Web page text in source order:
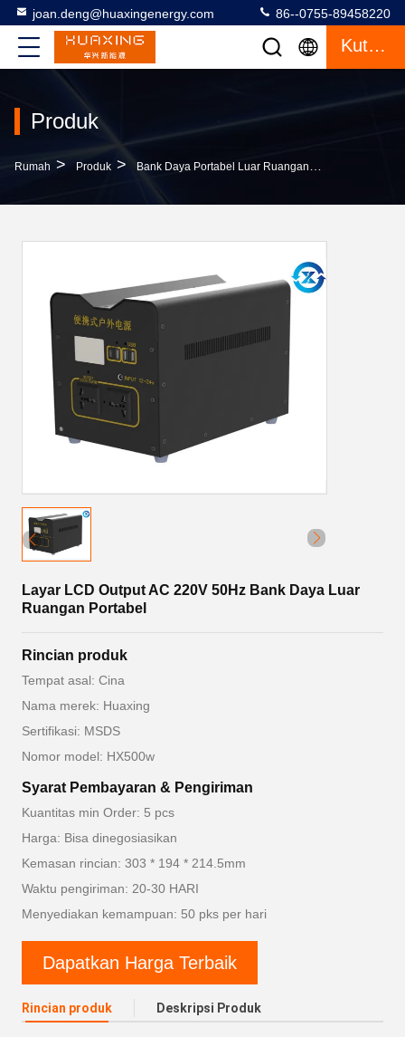
joan.deng@huaxingenergy.com 86--0755-89458220
Kutipan
Produk
Rumah > Produk > Bank Daya Portabel Luar Ruangan >
Layar LCD Output AC 220V 50Hz Bank Daya Luar
Ruangan Portabel
Rincian produk
Tempat asal: Cina
Nama merek: Huaxing
Sertifikasi: MSDS
Nomor model: HX500w
Syarat Pembayaran & Pengiriman
Kuantitas min Order: 5 pcs
Harga: Bisa dinegosiasikan
Kemasan rincian: 303 * 194 * 214.5mm
Waktu pengiriman: 20-30 HARI
Menyediakan kemampuan: 50 pks per hari
Dapatkan Harga Terbaik
Rincian produk Deskripsi Produk